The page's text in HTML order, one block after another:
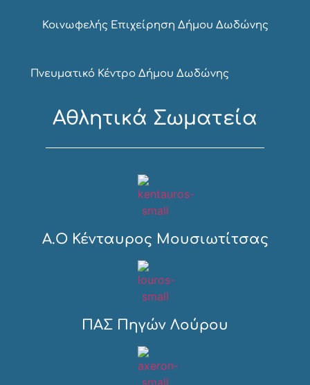
Κοινωφελής Επιχείρηση Δήμου Δωδώνης
Πνευματικό Κέντρο Δήμου Δωδώνης
Αθλητικά Σωματεία
Α.Ο Κένταυρος Μουσιωτίτσας
ΠΑΣ Πηγών Λούρου